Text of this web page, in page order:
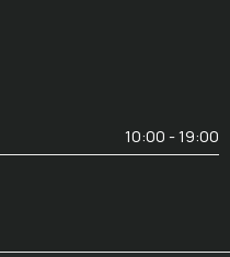
10:00 - 19:00